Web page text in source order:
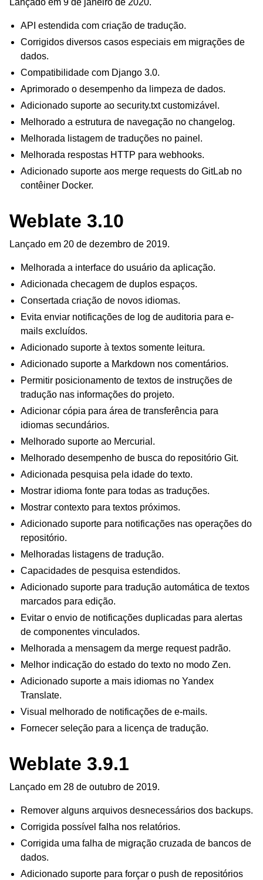
Lançado em 9 de janeiro de 2020.
API estendida com criação de tradução.
Corrigidos diversos casos especiais em migrações de
dados.
Compatibilidade com Django 3.0.
Aprimorado o desempenho da limpeza de dados.
Adicionado suporte ao security.txt customizável.
Melhorado a estrutura de navegação no changelog.
Melhorada listagem de traduções no painel.
Melhorada respostas HTTP para webhooks.
Adicionado suporte aos merge requests do GitLab no
contêiner Docker.
Weblate 3.10
Lançado em 20 de dezembro de 2019.
Melhorada a interface do usuário da aplicação.
Adicionada checagem de duplos espaços.
Consertada criação de novos idiomas.
Evita enviar notificações de log de auditoria para e-
mails excluídos.
Adicionado suporte à textos somente leitura.
Adicionado suporte a Markdown nos comentários.
Permitir posicionamento de textos de instruções de
tradução nas informações do projeto.
Adicionar cópia para área de transferência para
idiomas secundários.
Melhorado suporte ao Mercurial.
Melhorado desempenho de busca do repositório Git.
Adicionada pesquisa pela idade do texto.
Mostrar idioma fonte para todas as traduções.
Mostrar contexto para textos próximos.
Adicionado suporte para notificações nas operações do
repositório.
Melhoradas listagens de tradução.
Capacidades de pesquisa estendidos.
Adicionado suporte para tradução automática de textos
marcados para edição.
Evitar o envio de notificações duplicadas para alertas
de componentes vinculados.
Melhorada a mensagem da merge request padrão.
Melhor indicação do estado do texto no modo Zen.
Adicionado suporte a mais idiomas no Yandex
Translate.
Visual melhorado de notificações de e-mails.
Fornecer seleção para a licença de tradução.
Weblate 3.9.1
Lançado em 28 de outubro de 2019.
Remover alguns arquivos desnecessários dos backups.
Corrigida possível falha nos relatórios.
Corrigida uma falha de migração cruzada de bancos de
dados.
Adicionado suporte para forçar o push de repositórios